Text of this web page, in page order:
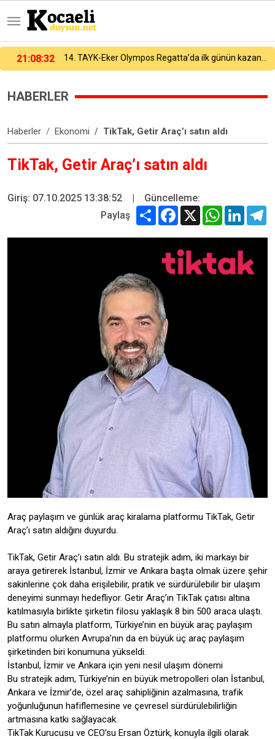
21:00:54 Galatasaray, yeni sezon hazırlıklarını sürdürüyor
HABERLER
Haberler Ekonomi TikTak, Getir Araç’ı satın aldı
TikTak, Getir Araç’ı satın aldı
Giriş: 07.10.2025 13:38:52 |
Güncelleme:
Paylaş
Share Facebook
X WhatsApp
Araç paylaşım ve günlük araç kiralama platformu TikTak, Getir
Araç’ı satın aldığını duyurdu.
TikTak, Getir Araç’ı satın aldı. Bu stratejik adım, iki markayı bir
araya getirerek İstanbul, İzmir ve Ankara başta olmak üzere şehir
sakinlerine çok daha erişilebilir, pratik ve sürdürülebilir bir ulaşım
deneyimi sunmayı hedefliyor. Getir Araç’ın TikTak çatısı altına
katılmasıyla birlikte şirketin filosu yaklaşık 8 bin 500 araca ulaştı.
Bu satın almayla platform, Türkiye’nin en büyük araç paylaşım
platformu olurken Avrupa’nın da en büyük üç araç paylaşım
şirketinden biri konumuna yükseldi.
İstanbul, İzmir ve Ankara için yeni nesil ulaşım dönemi
Bu stratejik adım, Türkiye’nin en büyük metropolleri olan İstanbul,
Ankara ve İzmir’de, özel araç sahipliğinin azalmasına, trafik
yoğunluğunun hafiflemesine ve çevresel sürdürülebilirliğin
artmasına katkı sağlayacak.
TikTak Kurucusu ve CEO’su Ersan Öztürk, konuyla ilgili olarak